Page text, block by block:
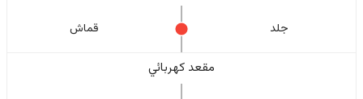
جلد قماش
مقعد كهربائي